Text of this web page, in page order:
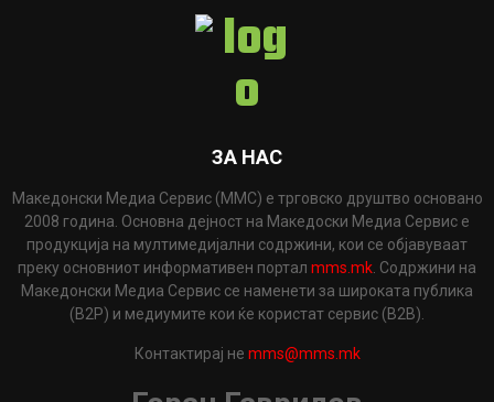
ЗА НАС
Македонски Медиа Сервис (ММС) е трговско друштво основано
2008 година. Основна дејност на Македоски Медиа Сервис е
продукција на мултимедијални содржини, кои се објавуваат
преку основниот информативен портал mms.mk . Содржини на
Македонски Медиа Сервис се наменети за широката публика
(B2P) и медиумите кои ќе користат сервис (B2B).
Контактирај не mms@mms.mk